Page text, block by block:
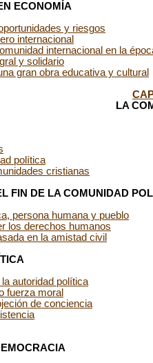
ECONOMÍA
y riesgos
internacional
internacional en la
y solidario
gran obra educativa y cultural
LA
política
cristianas
FIN DE LA COMUNIDAD
persona humana y pueblo
los derechos humanos
en la amistad civil
autoridad política
fuerza moral
de conciencia